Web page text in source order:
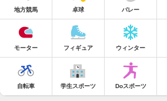
地方競馬 卓球 バレー
モーター フィギュア ウィンター
自転車 学生スポーツ Doスポーツ